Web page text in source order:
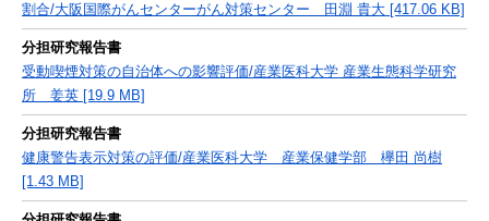
割合/大阪国際がんセンターがん対策センター 田淵 貴大 [417.06 KB]
分担研究報告書
受動喫煙対策の自治体への影響評価/産業医科大学 産業生態科学研究
所 姜英 [19.9 MB]
分担研究報告書
健康警告表示対策の評価/産業医科大学 産業保健学部 欅田 尚樹
[1.43 MB]